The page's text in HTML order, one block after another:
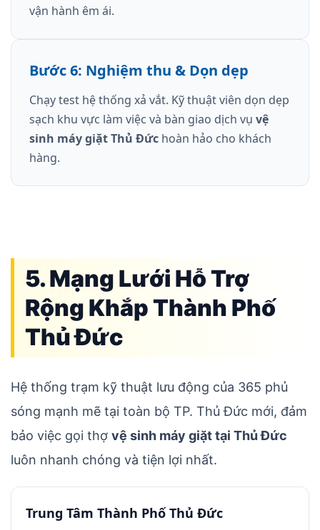
vận hành êm ái.
Bước 6: Nghiệm thu & Dọn dẹp
Chạy test hệ thống xả vắt. Kỹ thuật viên dọn dẹp
sạch khu vực làm việc và bàn giao dịch vụ vệ
sinh máy giặt Thủ Đức hoàn hảo cho khách
hàng.
5. Mạng Lưới Hỗ Trợ
Rộng Khắp Thành Phố
Thủ Đức
Hệ thống trạm kỹ thuật lưu động của 365 phủ
sóng mạnh mẽ tại toàn bộ TP. Thủ Đức mới, đảm
bảo việc gọi thợ vệ sinh máy giặt tại Thủ Đức
luôn nhanh chóng và tiện lợi nhất.
Trung Tâm Thành Phố Thủ Đức